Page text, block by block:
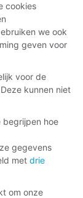
cookies
we ook
geven voor
voor de
kunnen niet
begrijpen hoe
gegevens
met drie
om onze